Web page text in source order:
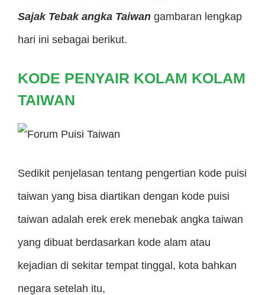
Sajak Tebak angka Taiwan gambaran lengkap
hari ini sebagai berikut.
KODE PENYAIR KOLAM KOLAM
TAIWAN
Sedikit penjelasan tentang pengertian kode puisi
taiwan yang bisa diartikan dengan kode puisi
taiwan adalah erek erek menebak angka taiwan
yang dibuat berdasarkan kode alam atau
kejadian di sekitar tempat tinggal, kota bahkan
negara setelah itu,